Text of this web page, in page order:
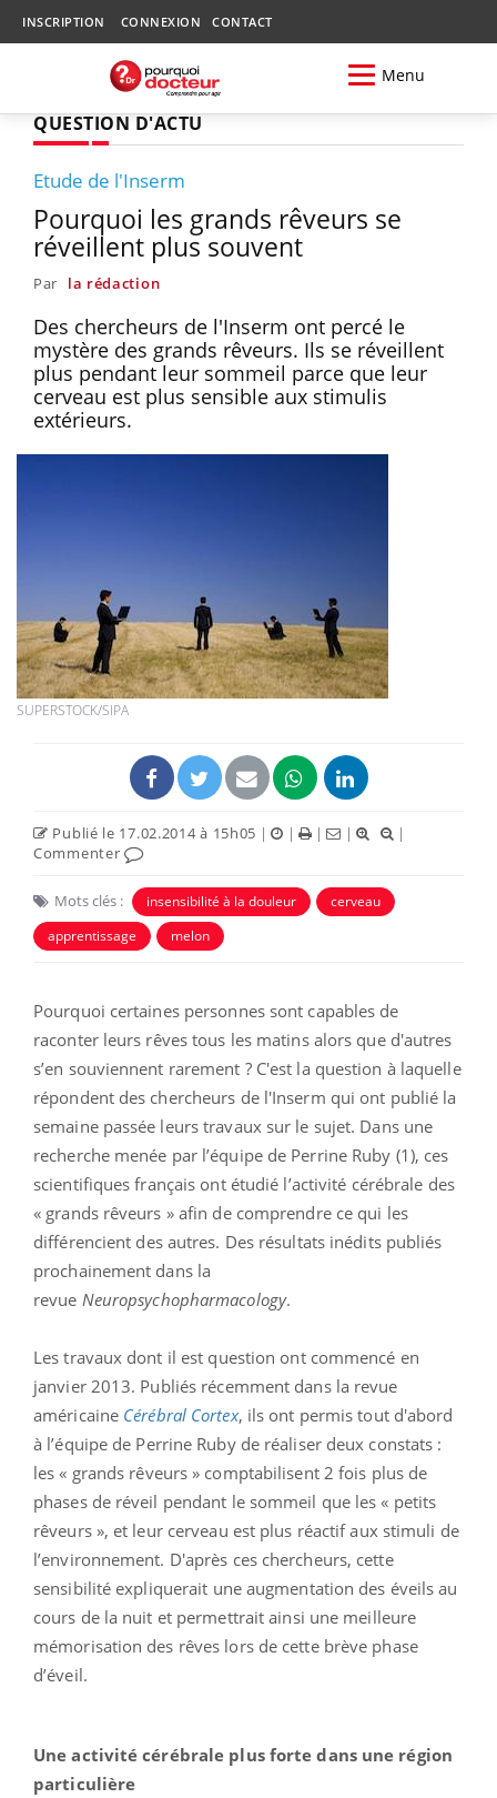
INSCRIPTION CONNEXION CONTACT
Menu
QUESTION D'ACTU
Etude de l'Inserm
Pourquoi les grands rêveurs se
réveillent plus souvent
Par la rédaction
Des chercheurs de l'Inserm ont percé le
mystère des grands rêveurs. Ils se réveillent
plus pendant leur sommeil parce que leur
cerveau est plus sensible aux stimulis
extérieurs.
SUPERSTOCK/SIPA
Publié le 17.02.2014 à 15h05 | | | |
|
Commenter
Mots clés : insensibilité à la douleur
cerveau
apprentissage
melon
Pourquoi certaines personnes sont capables de
raconter leurs rêves tous les matins alors que d'autres
s’en souviennent rarement ? C'est la question à laquelle
répondent des chercheurs de l'Inserm qui ont publié la
semaine passée leurs travaux sur le sujet. Dans une
recherche menée par l’équipe de Perrine Ruby (1), ces
scientifiques français ont étudié l’activité cérébrale des
« grands rêveurs » afin de comprendre ce qui les
différencient des autres. Des résultats inédits publiés
prochainement dans la
revue Neuropsychopharmacology.
Les travaux dont il est question ont commencé en
janvier 2013. Publiés récemment dans la revue
américaine Cérébral Cortex, ils ont permis tout d'abord
à l’équipe de Perrine Ruby de réaliser deux constats :
les « grands rêveurs » comptabilisent 2 fois plus de
phases de réveil pendant le sommeil que les « petits
rêveurs », et leur cerveau est plus réactif aux stimuli de
l’environnement. D'après ces chercheurs, cette
sensibilité expliquerait une augmentation des éveils au
cours de la nuit et permettrait ainsi une meilleure
mémorisation des rêves lors de cette brève phase
d’éveil.
Une activité cérébrale plus forte dans une région
particulière